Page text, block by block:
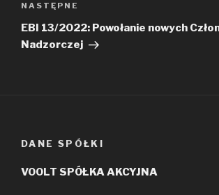
Następny
wpis
NASTĘPNE
EBI 13/2022: Powołanie nowych
Nadzorczej
DANE SPÓŁKI
VOOLT SPÓŁKA AKCYJNA